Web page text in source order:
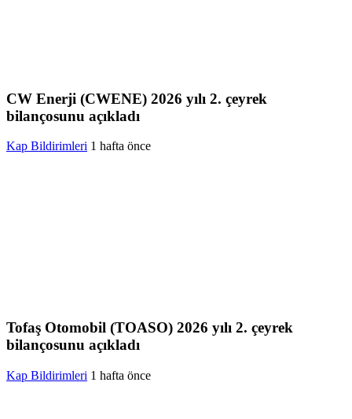
CW Enerji (CWENE) 2026 yılı 2. çeyrek
bilançosunu açıkladı
Kap Bildirimleri 1 hafta önce
Tofaş Otomobil (TOASO) 2026 yılı 2. çeyrek
bilançosunu açıkladı
Kap Bildirimleri 1 hafta önce